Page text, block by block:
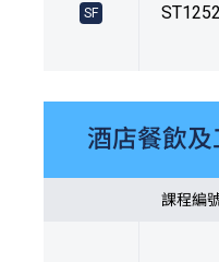
SF
酒店餐飲
課程編